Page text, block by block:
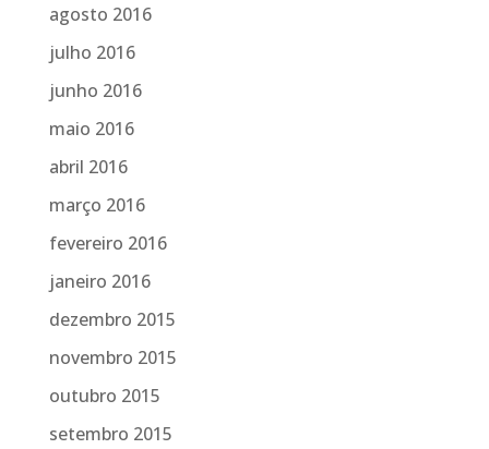
agosto 2016
julho 2016
junho 2016
maio 2016
abril 2016
março 2016
fevereiro 2016
janeiro 2016
dezembro 2015
novembro 2015
outubro 2015
setembro 2015